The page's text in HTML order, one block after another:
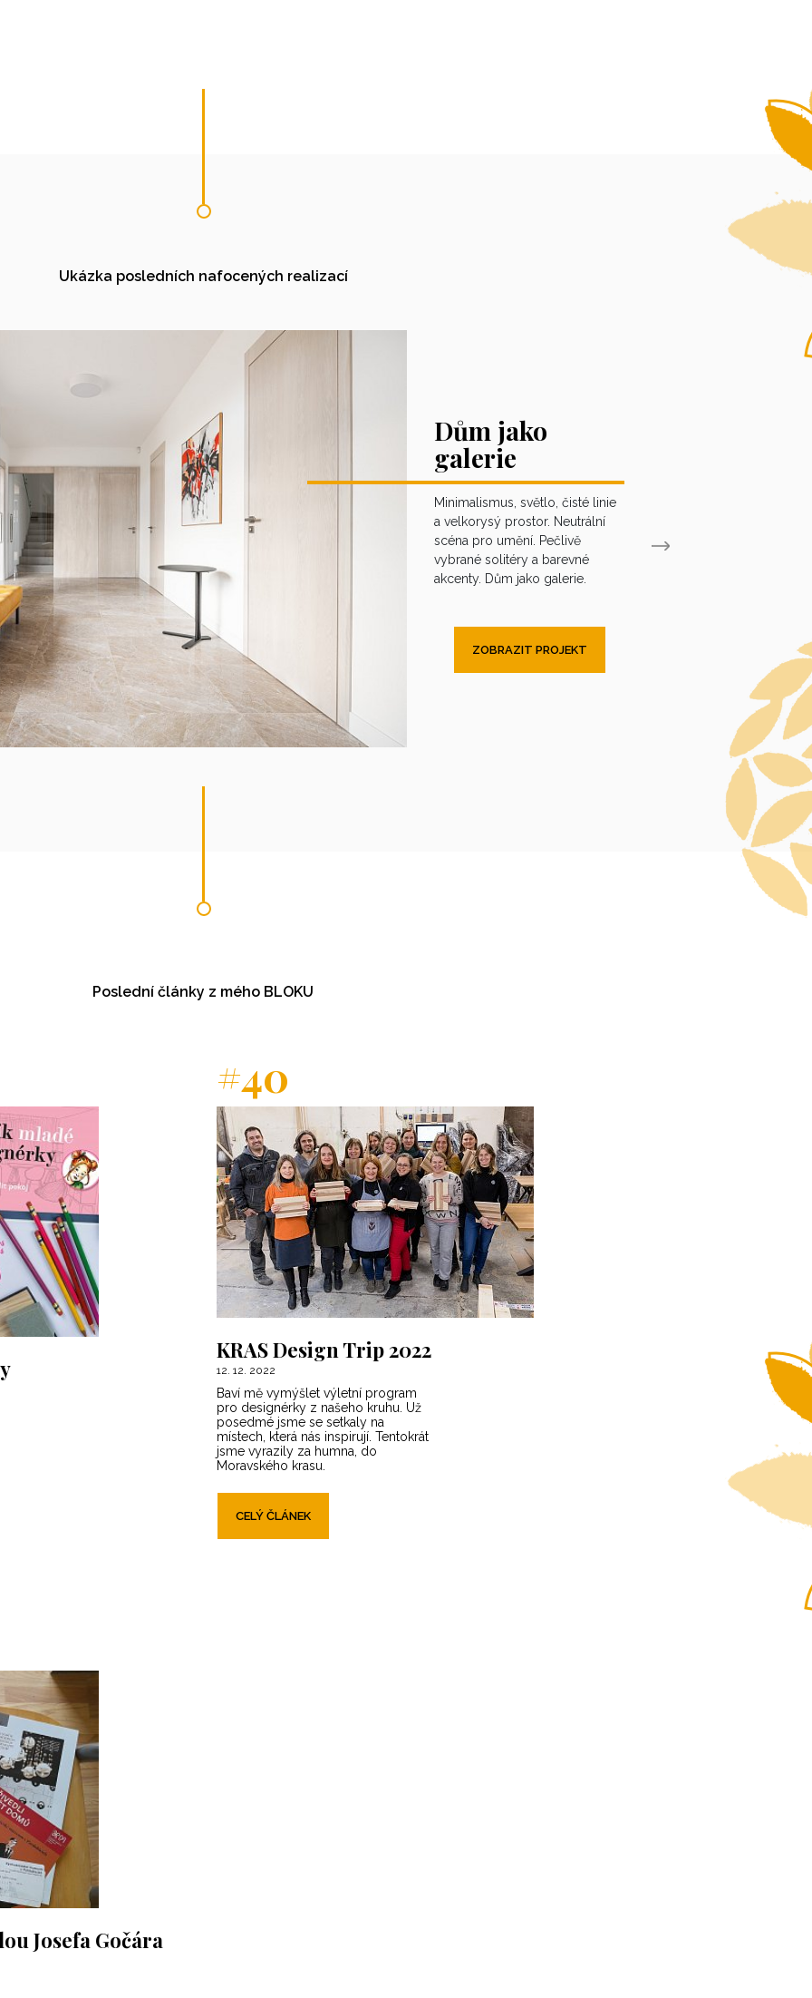
Ukázka posledních nafocených realizací
Dům jako
galerie
Minimalismus, světlo, čisté linie
a velkorysý prostor. Neutrální
scéna pro umění. Pečlivě
vybrané solitéry a barevné
akcenty. Dům jako galerie.
ZOBRAZIT PROJEKT
Poslední články z mého BLOKU
#40
KRAS Design Trip 2022
12. 12. 2022
Baví mě vymýšlet výletní program
pro designérky z našeho kruhu. Už
posedmé jsme se setkaly na
místech, která nás inspirují. Tentokrát
jsme vyrazily za humna, do
Moravského krasu.
CELÝ ČLÁNEK
Josefa Gočára